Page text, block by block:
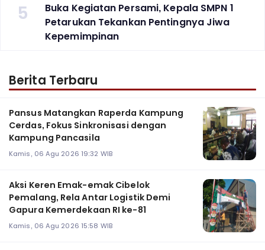
5
Buka Kegiatan Persami, Kepala SMPN 1
Petarukan Tekankan Pentingnya Jiwa
Kepemimpinan
Berita Terbaru
Pansus Matangkan Raperda Kampung
Cerdas, Fokus Sinkronisasi dengan
Kampung Pancasila
Kamis, 06 Agu 2026 19:32 WIB
Aksi Keren Emak-emak Cibelok
Pemalang, Rela Antar Logistik Demi
Gapura Kemerdekaan RI ke-81
Kamis, 06 Agu 2026 15:58 WIB